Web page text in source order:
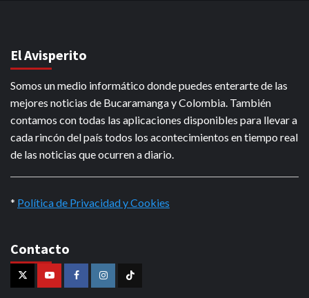
El Avisperito
Somos un medio informático donde puedes enterarte de las
mejores noticias de Bucaramanga y Colombia. También
contamos con todas las aplicaciones disponibles para llevar a
cada rincón del país todos los acontecimientos en tiempo real
de las noticias que ocurren a diario.
* Política de Privacidad y Cookies
Contacto
X YoutubeFacebookInstagram